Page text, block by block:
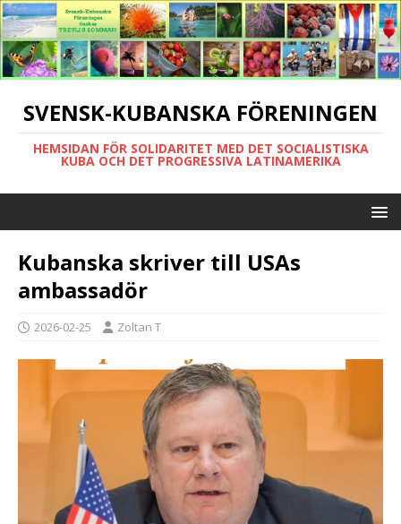
SVENSK-KUBANSKA FÖRENINGEN
HEMSIDAN FÖR SOLIDARITET MED DET SOCIALISTISKA
KUBA OCH DET PROGRESSIVA LATINAMERIKA
Kubanska skriver till USAs
ambassadör
2026-02-25 Zoltan T